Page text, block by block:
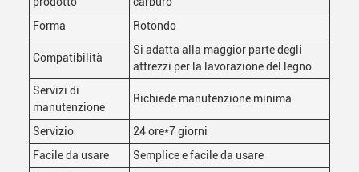
Forma
Rotondo
Compatibilità
Si adatta alla maggior parte degli
attrezzi per la lavorazione del legno
Servizi di
manutenzione
Richiede manutenzione minima
Servizio
24 ore*7 giorni
Facile da usare
Semplice e facile da usare